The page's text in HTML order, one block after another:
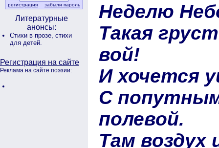
регистрация забыли пароль
Литературные
анонсы:
Стихи в прозе, стихи
для детей.
Регистрация на сайте
Реклама на сайте поэзии:
Неделю
Такая
вой!
И хочется
С
полевой.
Там воздух